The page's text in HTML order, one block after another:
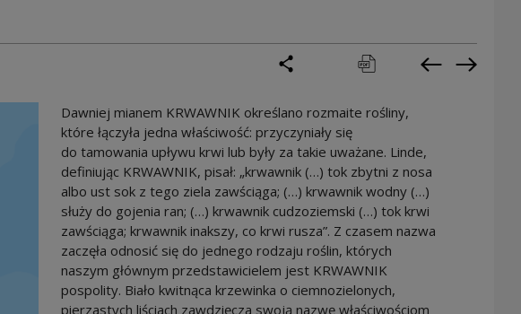
print pobierz Previous
Next
Dawniej mianem KRWAWNIK określano rozmaite rośliny,
które łączyła jedna właściwość: przyczyniały się
do tamowania upływu krwi lub były za takie uważane. Linde,
definiując KRWAWNIK, pisał: „krwawnik (…) tok zbytni z nosa
albo ust sok z tego ziela zawściąga; (…) krwawnik wodny (…)
służy do gojenia ran; (…) krwawnik cudzoziemski (…) tok krwi
zawściąga; krwawnik inakszy, co krwi rusza”. Z czasem nazwa
zaczęła odnosić się do jednego rodzaju roślin, których
naszym głównym przedstawicielem jest KRWAWNIK
pospolity. Biało kwitnąca krzewinka o ciemnozielonych,
pierzastych liściach zawdzięcza swoją nazwę właściwościom